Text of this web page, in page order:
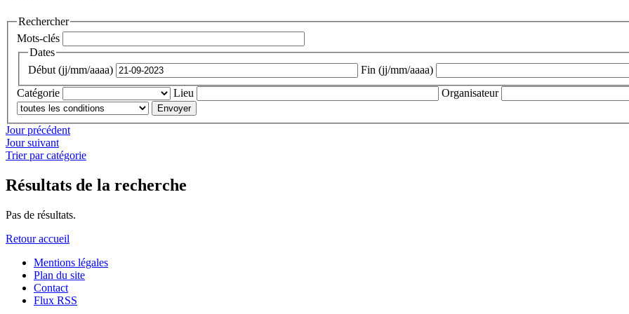
Rechercher
Mots-clés
Dates
Début (jj/mm/aaaa)
Fin (jj/mm/aaaa)
Catégorie
Lieu Organisateur
Jour précédent
Jour suivant
Trier par catégorie
Résultats de la recherche
Pas de résultats.
Retour accueil
Mentions légales
Plan du site
Contact
Flux RSS